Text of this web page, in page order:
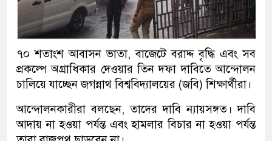
৭০ শতাংশ আবাসন ভাতা, বাজেটে বরাদ্দ বৃদ্ধি এবং সব
প্রকল্পে অগ্রাধিকার দেওয়ার তিন দফা দাবিতে আন্দোলন
চালিয়ে যাচ্ছেন জগন্নাথ বিশ্ববিদ্যালয়ের (জবি) শিক্ষার্থীরা।
আন্দোলনকারীরা বলছেন, তাদের দাবি ন্যায়সঙ্গত। দাবি
আদায় না হওয়া পর্যন্ত এবং হামলার বিচার না হওয়া পর্যন্ত